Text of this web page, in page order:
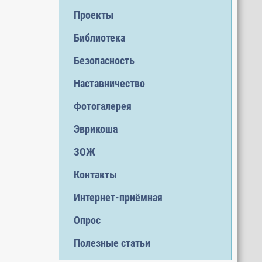
Проекты
Библиотека
Безопасность
Наставничество
Фотогалерея
Эврикоша
ЗОЖ
Контакты
Интернет-приёмная
Опрос
Полезные статьи